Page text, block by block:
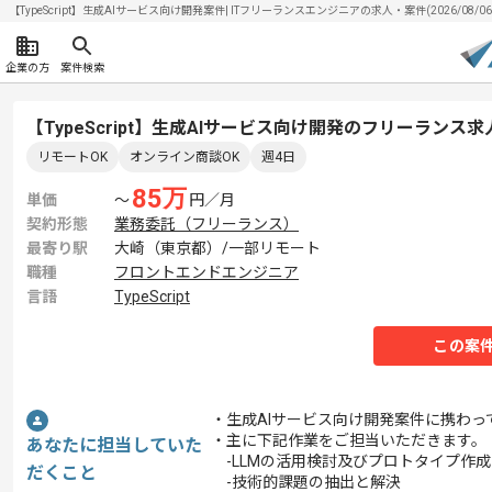
【TypeScript】生成AIサービス向け開発案件| ITフリーランスエンジニアの求人・案件(2026/08/
企業の方 案件検索
【TypeScript】生成AIサービス向け開発のフリーランス求
リモートOK オンライン商談OK 週4日
単価 〜85万 円／月
契約形態
業務委託（フリーランス）
最寄り駅
大崎（東京都）/一部リモート
職種
フロントエンドエンジニア
言語
TypeScript
この案
あなたに担当していた
だくこと
・生成AIサービス向け開発案件に携わ
・主に下記作業をご担当いただきます。
-LLMの活用検討及びプロトタイプ作
-技術的課題の抽出と解決